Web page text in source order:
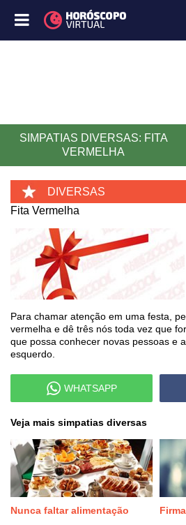
SIMPATIAS DIVERSAS: FITA
VERMELHA
DIVERSAS
Fita Vermelha
Para chamar atenção em uma festa,
vermelha e dê três nós toda vez que
que possa conhecer novas pessoas e
esquerdo.
WHATSAPP
Veja mais simpatias diversas
Nunca faltar alimentação